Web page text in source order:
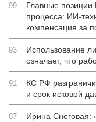
99
Главные
процесса: ИИ-
компенсация за
93
Использование
означает, что
91
КС РФ
и срок исковой
87
Ирина Снеговая: